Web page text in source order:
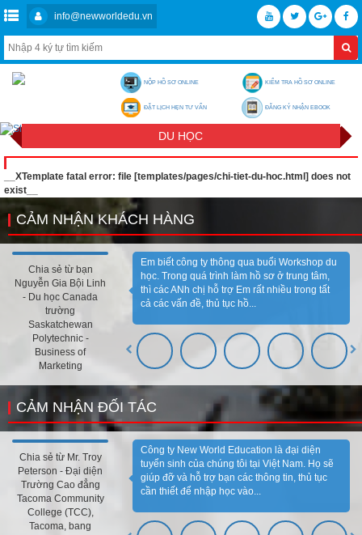
info@newworldedu.vn
NỘP HỒ SƠ ONLINE KIỂM TRA HỒ SƠ ONLINE
ĐẶT LỊCH HẸN TƯ VẤN ĐĂNG KÝ NHẬN EBOOK
DU HỌC
__XTemplate fatal error: file [templates/pages/chi-tiet-du-hoc.html] does not
exist__
CẢM NHẬN KHÁCH HÀNG
Chia sẻ từ bạn
Nguyễn Gia Bội Linh
- Du học Canada
trường
Saskatchewan
Polytechnic -
Business of
Marketing
Em biết công ty thông qua buổi Workshop du
học. Trong quá trình làm hồ sơ ở trung tâm,
thì các ANh chị hỗ trợ Em rất nhiều trong tất
cả các vấn đề, thủ tục hồ...
CẢM NHẬN ĐỐI TÁC
Chia sẻ từ Mr. Troy
Peterson - Đại diện
Trường Cao đẳng
Tacoma Community
College (TCC),
Tacoma, bang
Công ty New World Education là đại diện
tuyển sinh của chúng tôi tại Việt Nam. Họ sẽ
giúp đỡ và hỗ trợ bạn các thông tin, thủ tục
cần thiết để nhập học vào...